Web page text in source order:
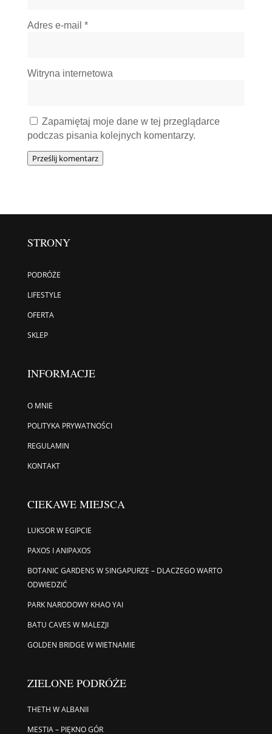
Adres e-mail *
Witryna internetowa
Zapamiętaj moje dane w tej przeglądarce
podczas pisania kolejnych komentarzy.
Prześlij komentarz
STRONY
PODRÓŻE
LIFESTYLE
OFERTA
SKLEP
INFORMACJE
O MNIE
POLITYKA PRYWATNOŚCI
REGULAMIN
KONTAKT
CIEKAWE MIEJSCA
LUKSOR W EGIPCIE
PAXOS I ANIPAXOS
BOTANIC GARDENS W SINGAPURZE – DLACZEGO WARTO
ODWIEDZIĆ
PARK NARODOWY KHAO YAI
BATU CAVES W MALEZJI
GOLDEN BRIDGE W WIETNAMIE
ZIELONE PODRÓŻE
THETH W ALBANII
MESTIA – PIĘKNO GÓR